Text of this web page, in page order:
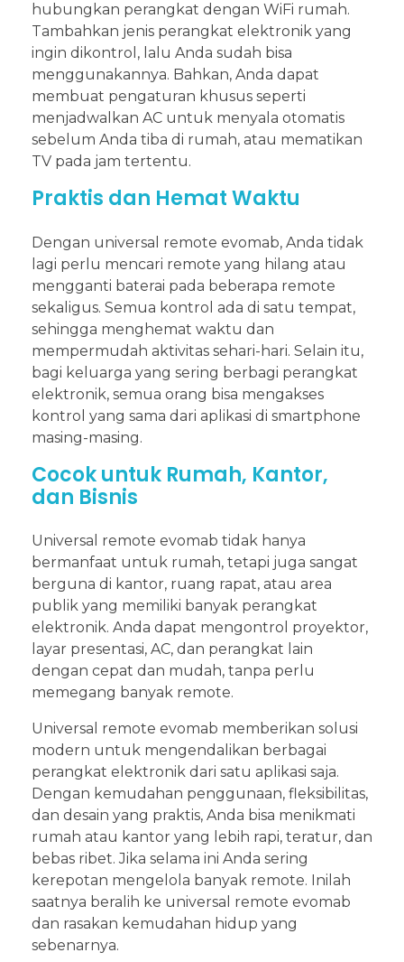
hubungkan perangkat dengan WiFi rumah.
Tambahkan jenis perangkat elektronik yang
ingin dikontrol, lalu Anda sudah bisa
menggunakannya. Bahkan, Anda dapat
membuat pengaturan khusus seperti
menjadwalkan AC untuk menyala otomatis
sebelum Anda tiba di rumah, atau mematikan
TV pada jam tertentu.
Praktis dan Hemat Waktu
Dengan universal remote evomab, Anda tidak
lagi perlu mencari remote yang hilang atau
mengganti baterai pada beberapa remote
sekaligus. Semua kontrol ada di satu tempat,
sehingga menghemat waktu dan
mempermudah aktivitas sehari-hari. Selain itu,
bagi keluarga yang sering berbagi perangkat
elektronik, semua orang bisa mengakses
kontrol yang sama dari aplikasi di smartphone
masing-masing.
Cocok untuk Rumah, Kantor,
dan Bisnis
Universal remote evomab tidak hanya
bermanfaat untuk rumah, tetapi juga sangat
berguna di kantor, ruang rapat, atau area
publik yang memiliki banyak perangkat
elektronik. Anda dapat mengontrol proyektor,
layar presentasi, AC, dan perangkat lain
dengan cepat dan mudah, tanpa perlu
memegang banyak remote.
Universal remote evomab memberikan solusi
modern untuk mengendalikan berbagai
perangkat elektronik dari satu aplikasi saja.
Dengan kemudahan penggunaan, fleksibilitas,
dan desain yang praktis, Anda bisa menikmati
rumah atau kantor yang lebih rapi, teratur, dan
bebas ribet. Jika selama ini Anda sering
kerepotan mengelola banyak remote. Inilah
saatnya beralih ke universal remote evomab
dan rasakan kemudahan hidup yang
sebenarnya.